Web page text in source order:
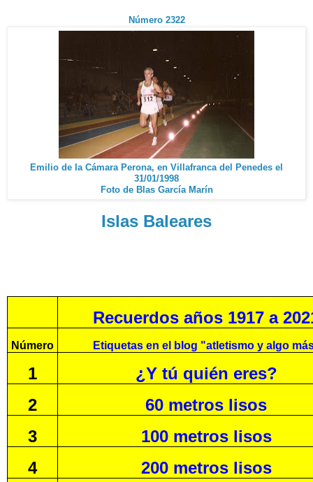
Número 2322
Emilio de la Cámara Perona, en Villafranca del Penedes el
31/01/1998
Foto de Blas García Marín
Islas Baleares
Recuerdos años 1917 a
Número Etiquetas en el blog "atletismo y algo
1
¿Y tú quién eres?
2
60 metros lisos
3
100 metros lisos
4
200 metros lisos